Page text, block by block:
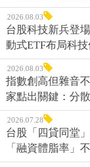
2026.08.03
台股科技新兵登
動式ETF布局科
2026.08.03
指數創高但雜音
家點出關鍵：分
2026.07.28
台股「四貸同堂
「融資體脂率」